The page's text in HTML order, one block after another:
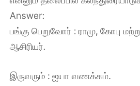
Answer:
பங்கு பெறுவோர் : ராமு, கோபு
ஆசிரியர்.
இருவரும் : ஐயா வணக்கம்.